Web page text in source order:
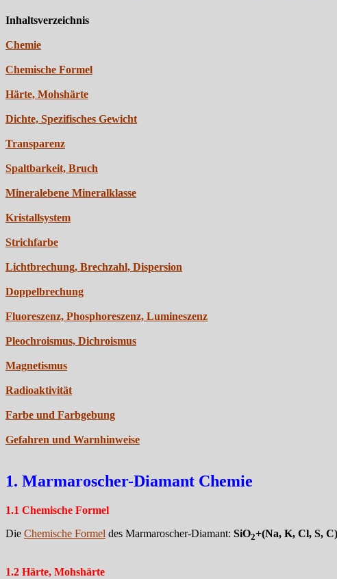
Inhaltsverzeichnis
Chemie
Chemische Formel
Härte, Mohshärte
Dichte, Spezifisches Gewicht
Transparenz
Spaltbarkeit, Bruch
Mineralebene Mineralklasse
Kristallsystem
Strichfarbe
Lichtbrechung, Brechzahl, Dispersion
Doppelbrechung
Fluoreszenz, Phosphoreszenz, Lumineszenz
Pleochroismus, Dichroismus
Magnetismus
Radioaktivität
Farbe und Farbgebung
Gefahren und Warnhinweise
1. Marmaroscher-Diamant Chemie
1.1 Chemische Formel
Die Chemische Formel des Marmaroscher-Diamant: SiO2+(Na, K, Cl, S, C)
1.2 Härte, Mohshärte